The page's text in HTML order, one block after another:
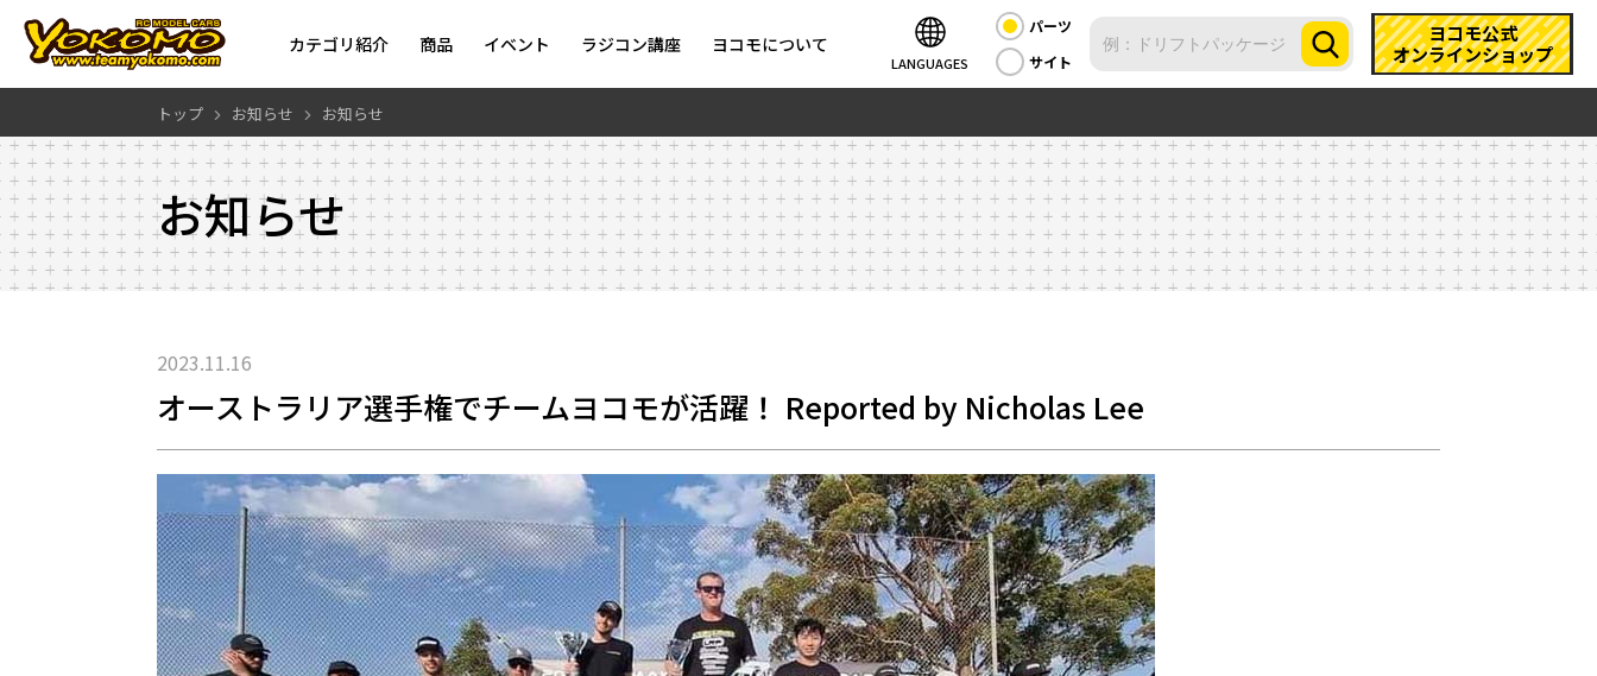
カテゴリ紹介 商品 イベント ラジコン講座 ヨコモについて
LANGUAGES
パーツ
サイト
ヨコモ公式
オンラインショップ
トップ お知らせ お知らせ
お知らせ
2023.11.16
オーストラリア選手権でチームヨコモが活躍！ Reported by Nicholas Lee